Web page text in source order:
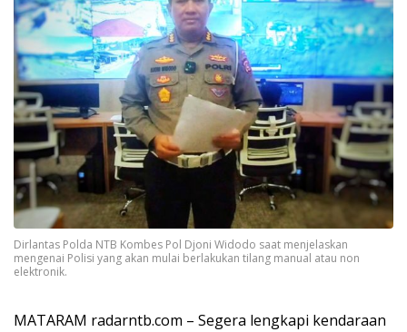
Dirlantas Polda NTB Kombes Pol Djoni Widodo saat menjelaskan
mengenai Polisi yang akan mulai berlakukan tilang manual atau non
elektronik.
MATARAM radarntb.com – Segera lengkapi kendaraan